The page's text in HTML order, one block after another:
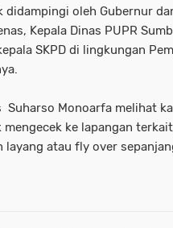
didampingi oleh Gubernur
Kepala Dinas PUPR
SKPD di lingkungan
Suharso Monoarfa melihat
ke lapangan
layang atau fly over